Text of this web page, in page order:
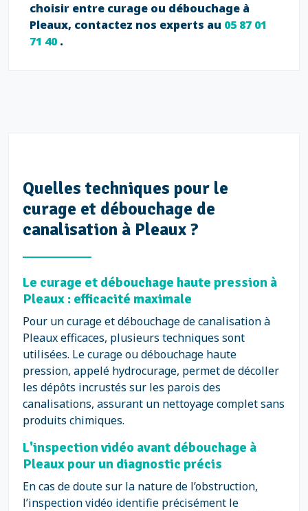
choisir entre curage ou débouchage à
Pleaux, contactez nos experts au 05 87 01
71 40.
Quelles techniques pour le
curage et débouchage de
canalisation à Pleaux ?
Le curage et débouchage haute pression à
Pleaux : efficacité maximale
Pour un curage et débouchage de canalisation à
Pleaux efficaces, plusieurs techniques sont
utilisées. Le curage ou débouchage haute
pression, appelé hydrocurage, permet de décoller
les dépôts incrustés sur les parois des
canalisations, assurant un nettoyage complet sans
produits chimiques.
L'inspection vidéo avant débouchage à
Pleaux pour un diagnostic précis
En cas de doute sur la nature de l’obstruction,
l’inspection vidéo identifie précisément le